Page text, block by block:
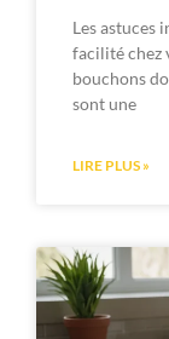
Les astuces
facilité chez
bouchons
sont une
LIRE PLUS »